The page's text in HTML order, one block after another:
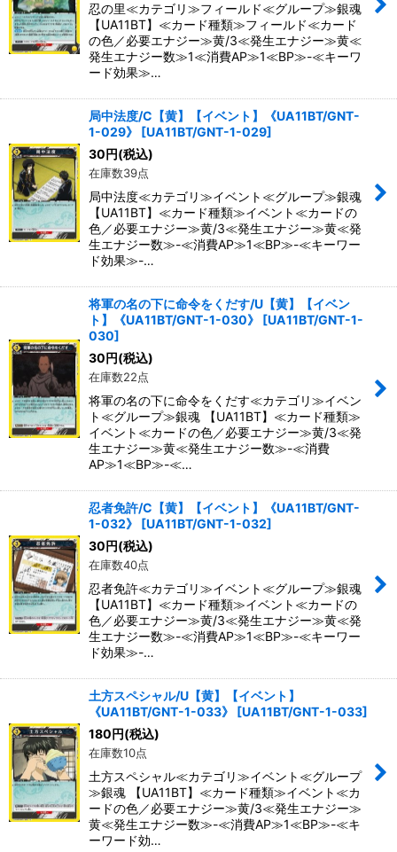
忍の里≪カテゴリ≫フィールド≪グループ≫銀魂
【UA11BT】≪カード種類≫フィールド≪カード
の色／必要エナジー≫黄/3≪発生エナジー≫黄≪
発生エナジー数≫1≪消費AP≫1≪BP≫-≪キーワ
ード効果≫…
局中法度/C【黄】【イベント】《UA11BT/GNT-
1-029》
[UA11BT/GNT-1-029]
30円(税込)
在庫数39点
局中法度≪カテゴリ≫イベント≪グループ≫銀魂
【UA11BT】≪カード種類≫イベント≪カードの
色／必要エナジー≫黄/3≪発生エナジー≫黄≪発
生エナジー数≫-≪消費AP≫1≪BP≫-≪キーワー
ド効果≫-…
将軍の名の下に命令をくだす/U【黄】【イベン
ト】《UA11BT/GNT-1-030》
[UA11BT/GNT-1-
030]
30円(税込)
在庫数22点
将軍の名の下に命令をくだす≪カテゴリ≫イベン
ト≪グループ≫銀魂 【UA11BT】≪カード種類≫
イベント≪カードの色／必要エナジー≫黄/3≪発
生エナジー≫黄≪発生エナジー数≫-≪消費
AP≫1≪BP≫-≪…
忍者免許/C【黄】【イベント】《UA11BT/GNT-
1-032》
[UA11BT/GNT-1-032]
30円(税込)
在庫数40点
忍者免許≪カテゴリ≫イベント≪グループ≫銀魂
【UA11BT】≪カード種類≫イベント≪カードの
色／必要エナジー≫黄/3≪発生エナジー≫黄≪発
生エナジー数≫-≪消費AP≫1≪BP≫-≪キーワー
ド効果≫-…
土方スペシャル/U【黄】【イベント】
《UA11BT/GNT-1-033》
[UA11BT/GNT-1-033]
180円(税込)
在庫数10点
土方スペシャル≪カテゴリ≫イベント≪グループ
≫銀魂 【UA11BT】≪カード種類≫イベント≪カ
ードの色／必要エナジー≫黄/3≪発生エナジー≫
黄≪発生エナジー数≫-≪消費AP≫1≪BP≫-≪キ
ーワード効…